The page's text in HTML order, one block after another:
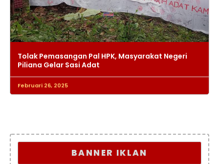
Tolak Pemasangan Pal HPK, Masyarakat Negeri
Piliana Gelar Sasi Adat
Februari 26, 2025
BANNER IKLAN